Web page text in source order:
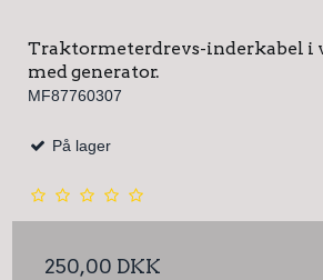
Traktormeterdrevs-inderkabel i
med generator.
MF87760307
På lager
250,00 DKK